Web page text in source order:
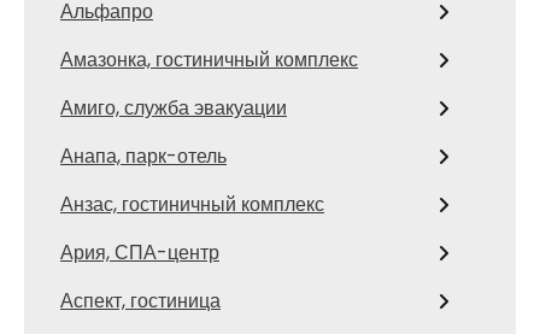
Альфапро
Амазонка, гостиничный комплекс
Амиго, служба эвакуации
Анапа, парк-отель
Анзас, гостиничный комплекс
Ария, СПА-центр
Аспект, гостиница